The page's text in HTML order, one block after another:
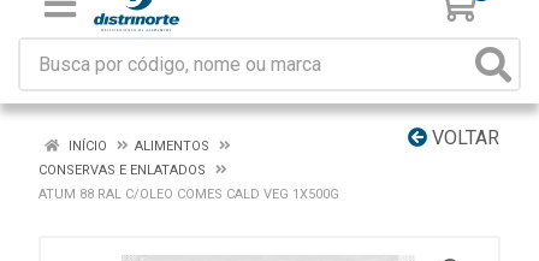
VOLTAR
INÍCIO
ALIMENTOS
CONSERVAS E ENLATADOS
ATUM 88 RAL C/OLEO COMES CALD VEG 1X500G